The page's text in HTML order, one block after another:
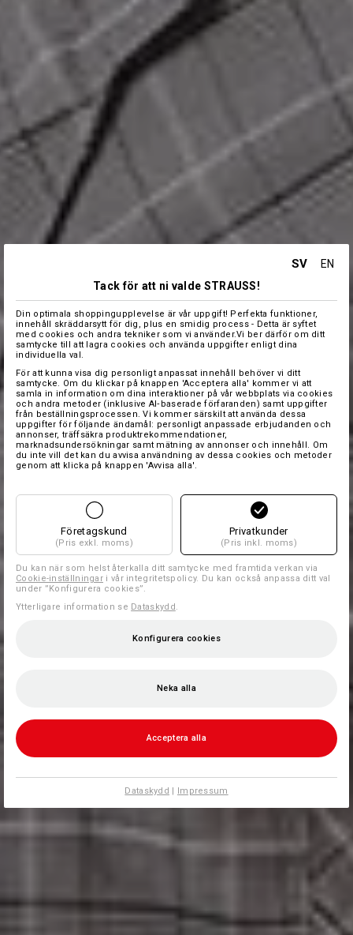
SV
EN
Tack för att ni valde STRAUSS!
Din optimala shoppingupplevelse är vår uppgift! Perfekta funktioner,
innehåll skräddarsytt för dig, plus en smidig process - Detta är syftet
med cookies och andra tekniker som vi använder.Vi ber därför om ditt
samtycke till att lagra cookies och använda uppgifter enligt dina
individuella val.
För att kunna visa dig personligt anpassat innehåll behöver vi ditt
samtycke. Om du klickar på knappen 'Acceptera alla' kommer vi att
samla in information om dina interaktioner på vår webbplats via cookies
och andra metoder (inklusive AI‑baserade förfaranden) samt uppgifter
från beställningsprocessen. Vi kommer särskilt att använda dessa
uppgifter för följande ändamål: personligt anpassade erbjudanden och
annonser, träffsäkra produktrekommendationer,
marknadsundersökningar samt mätning av annonser och innehåll. Om
du inte vill det kan du avvisa användning av dessa cookies och metoder
genom att klicka på knappen 'Avvisa alla'.
Företagskund
(Pris exkl. moms)
Privatkunder
(Pris inkl. moms)
Du kan när som helst återkalla ditt samtycke med framtida verkan via
Cookie-inställningar i vår integritetspolicy. Du kan också anpassa ditt val
under ”Konfigurera cookies”.
Ytterligare information se Dataskydd.
Konfigurera cookies
Neka alla
Acceptera alla
Dataskydd | Impressum